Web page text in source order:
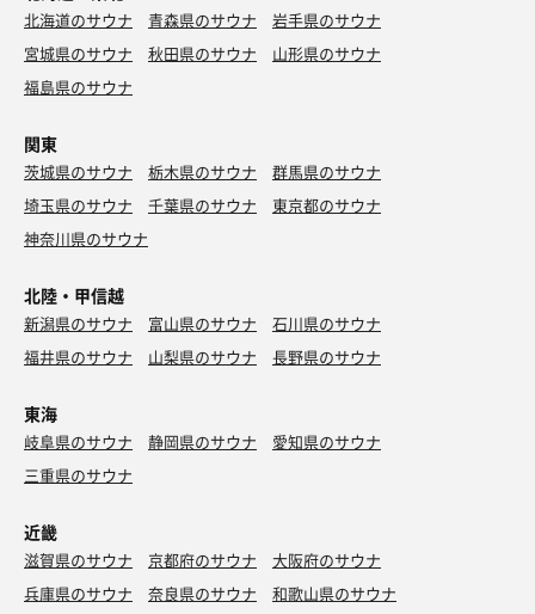
北海道のサウナ 青森県のサウナ
岩手県のサウナ
宮城県のサウナ
秋田県のサウナ
山形県のサウナ
福島県のサウナ
関東
茨城県のサウナ 栃木県のサウナ
群馬県のサウナ
埼玉県のサウナ
千葉県のサウナ
東京都のサウナ
神奈川県のサウナ
北陸・甲信越
新潟県のサウナ 富山県のサウナ
石川県のサウナ
福井県のサウナ
山梨県のサウナ 長野県のサウナ
東海
岐阜県のサウナ 静岡県のサウナ
愛知県のサウナ
三重県のサウナ
近畿
滋賀県のサウナ 京都府のサウナ
大阪府のサウナ
兵庫県のサウナ
奈良県のサウナ 和歌山県のサウナ